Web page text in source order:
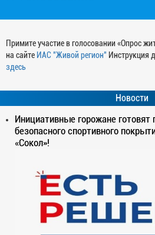
Примите участие в голосовании «Опрос
на сайте ИАС "Живой регион" Инструкция
здесь
Новости
Инициативные горожане готовят
безопасного спортивного
«Сокол»!